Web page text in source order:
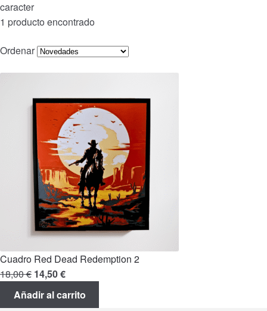
caracter
1 producto encontrado
Ordenar
Cuadro Red Dead Redemption 2
18,00€ El
precio
original
14,50€El
precio
actual
Añadir al carrito